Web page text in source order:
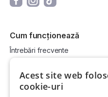
Cum funcționează
Întrebări frecvente
Cum vând la licitație?
Acest site web
cookie-uri